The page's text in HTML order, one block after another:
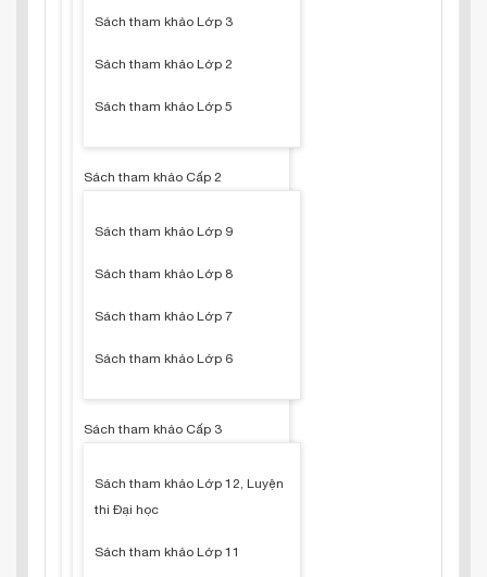
Sách tham khảo Lớp 3
Sách tham khảo Lớp 2
Sách tham khảo Lớp 5
Sách tham khảo Cấp 2
Sách tham khảo Lớp 9
Sách tham khảo Lớp 8
Sách tham khảo Lớp 7
Sách tham khảo Lớp 6
Sách tham khảo Cấp 3
Sách tham khảo Lớp 12, Luyện
thi Đại học
Sách tham khảo Lớp 11